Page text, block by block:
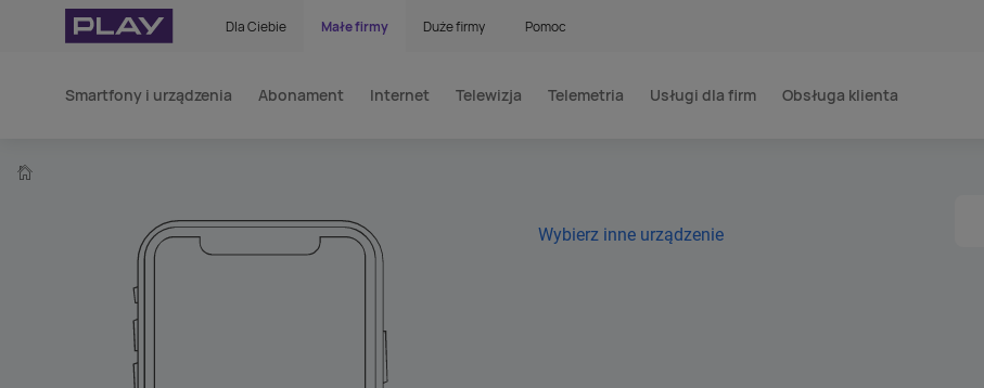
Dla Ciebie Małe firmy Duże firmy Pomoc
Smartfony i urządzenia Abonament Internet Telewizja Telemetria Usługi dla firm Obsługa klienta
Wybierz inne urządzenie